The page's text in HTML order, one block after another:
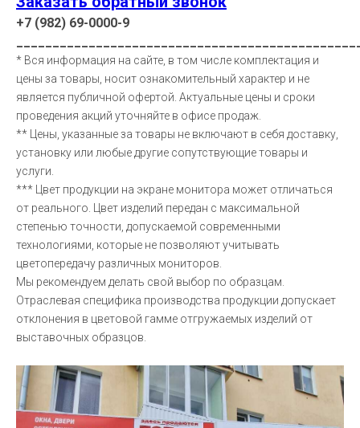
+7 (982) 69-0000-9
* Вся информация на сайте, в том числе комплектация и
цены за товары, носит ознакомительный характер и не
является публичной офертой. Актуальные цены и сроки
проведения акций уточняйте в офисе продаж.
** Цены, указанные за товары не включают в себя доставку,
установку или любые другие сопутствующие товары и
услуги.
*** Цвет продукции на экране монитора может отличаться
от реального. Цвет изделий передан с максимальной
степенью точности, допускаемой современными
технологиями, которые не позволяют учитывать
цветопередачу различных мониторов.
Мы рекомендуем делать свой выбор по образцам.
Отраслевая специфика производства продукции допускает
отклонения в цветовой гамме отгружаемых изделий от
выставочных образцов.